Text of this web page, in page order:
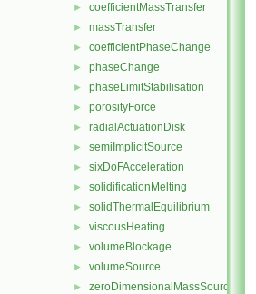
► coefficientMassTransfer
► massTransfer
► coefficientPhaseChange
► phaseChange
► phaseLimitStabilisation
► porosityForce
► radialActuationDisk
► semiImplicitSource
► sixDoFAcceleration
► solidificationMelting
► solidThermalEquilibrium
► viscousHeating
► volumeBlockage
► volumeSource
► zeroDimensionalMassSource